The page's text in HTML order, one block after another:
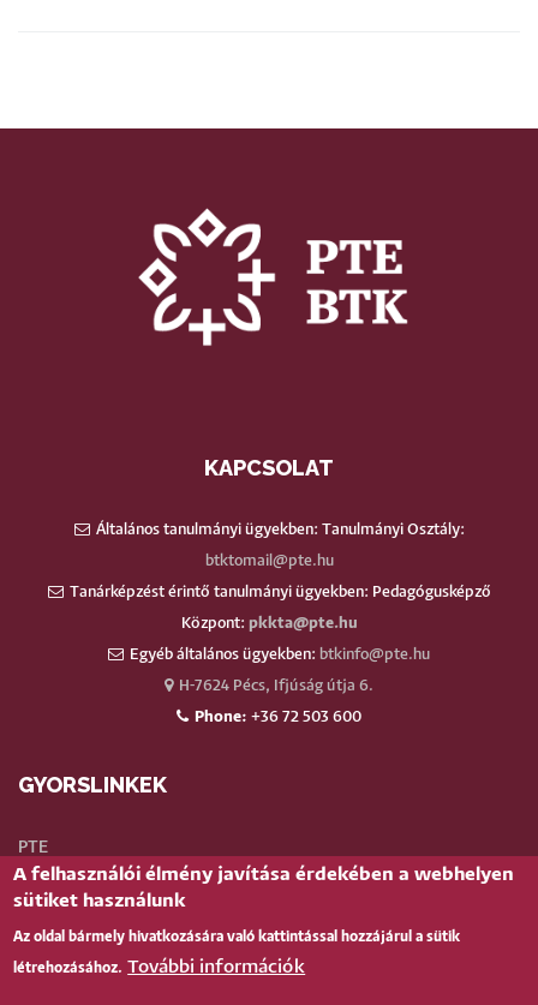
KAPCSOLAT
Általános tanulmányi ügyekben: Tanulmányi Osztály:
btktomail@pte.hu
Tanárképzést érintő tanulmányi ügyekben: Pedagógusképző
Központ: pkkta@pte.hu
Egyéb általános ügyekben: btkinfo@pte.hu
H-7624 Pécs, Ifjúság útja 6.
Phone: +36 72 503 600
GYORSLINKEK
PTE
Neptun
Webmail
Telefonkönyv
Teams
A felhasználói élmény javítása érdekében a webhelyen
sütiket használunk
Az oldal bármely hivatkozására való kattintással hozzájárul a sütik
létrehozásához. További információk